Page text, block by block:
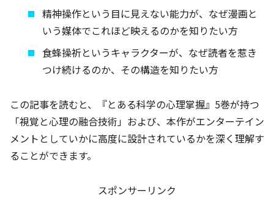
精神操作という目に見えない能力が、なぜ漫画と
いう媒体でこれほど映えるのかを知りたい方
食蜂操祈というキャラクターが、なぜ読者を惹き
つけ続けるのか、その構造を知りたい方
この記事を読むと、『とある科学の心理掌握』5巻が持つ
「視覚と心理の融合技術」および、本作がエンターテイン
メントとしていかに高度に設計されているかを深く理解す
ることができます。
スポンサーリンク